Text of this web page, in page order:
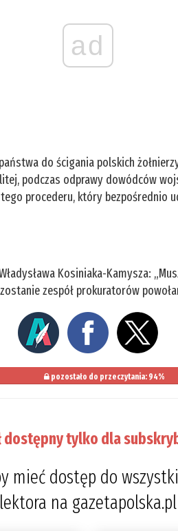
ad
do ścigania polskich
podczas odprawy dowódców
procederu, który bezpośrednio
Kosiniaka-Kamysza:
zespół prokuratorów
pozostało do przeczytania: 94%
dostępny tylko dla
mieć dostęp do
lektora na gazetapolska.pl